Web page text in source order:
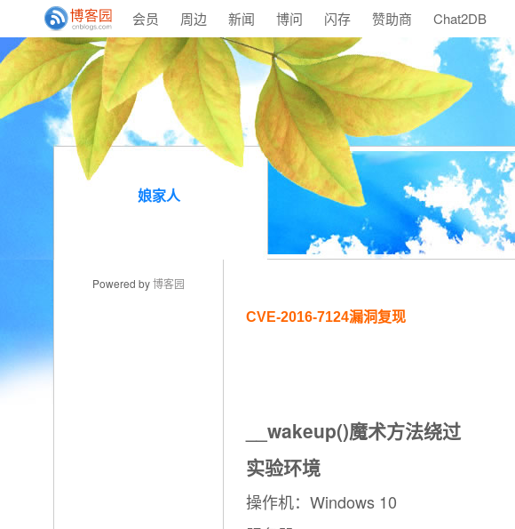
会员 周边 新闻 博问 闪存 赞助商 Chat2DB
娘家人
Powered by博客园
CVE-2016-7124漏洞复现
__wakeup()魔术方法绕过
实验环境
操作机：Windows 10